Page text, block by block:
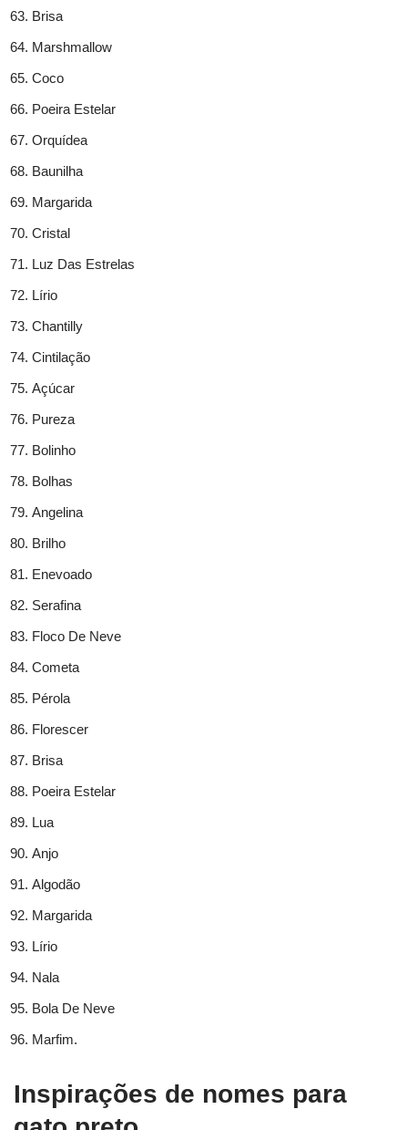
Brisa
Marshmallow
Coco
Poeira Estelar
Orquídea
Baunilha
Margarida
Cristal
Luz Das Estrelas
Lírio
Chantilly
Cintilação
Açúcar
Pureza
Bolinho
Bolhas
Angelina
Brilho
Enevoado
Serafina
Floco De Neve
Cometa
Pérola
Florescer
Brisa
Poeira Estelar
Lua
Anjo
Algodão
Margarida
Lírio
Nala
Bola De Neve
Marfim.
Inspirações de nomes para